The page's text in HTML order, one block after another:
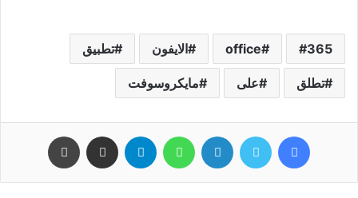
365
office الايفون تطبيق
تطلق على مايكروسوفت
فيسبوك تويتر لينكدإن واتساب تيلقرام مشاركة عبر البريد